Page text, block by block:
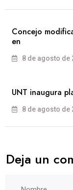
Concejo
en
8 de agosto de
UNT inaugura
8 de agosto de
Deja un